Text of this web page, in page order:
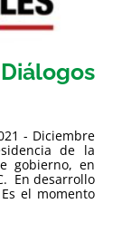
- Diciembre
de la
gobierno, en
En desarrollo
el momento